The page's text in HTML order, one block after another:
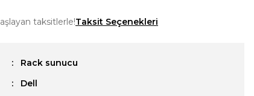
taksitlerle!Taksit Seçenekleri
Rack sunucu
Dell